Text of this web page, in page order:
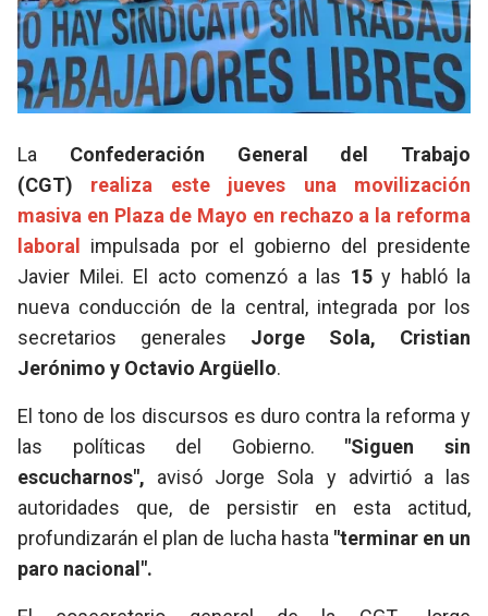
La Confederación General del Trabajo
(CGT)
realiza este jueves una movilización
masiva en Plaza de Mayo en rechazo a la reforma
laboral
impulsada por el gobierno del presidente
Javier Milei. El acto comenzó a las 15 y habló la
nueva conducción de la central, integrada por los
secretarios generales Jorge Sola, Cristian
Jerónimo y Octavio Argüello.
El tono de los discursos es duro contra la reforma y
las políticas del Gobierno. "Siguen sin
escucharnos", avisó Jorge Sola y advirtió a las
autoridades que, de persistir en esta actitud,
profundizarán el plan de lucha hasta "terminar en un
paro nacional".